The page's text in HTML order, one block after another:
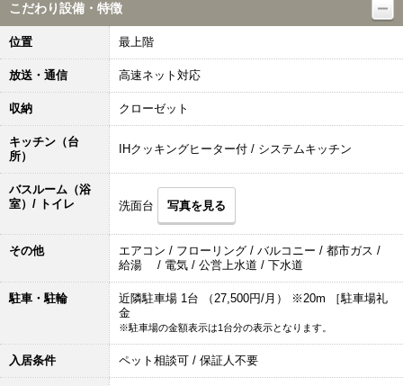
こだわり設備・特徴
位置 最上階
放送・通信 高速ネット対応
収納 クローゼット
キッチン（台
所）
IHクッキングヒーター付 / システムキッチン
バスルーム（浴
室）/ トイレ
洗面台 写真を見る
その他
エアコン / フローリング / バルコニー / 都市ガス /
給湯 / 電気 / 公営上水道 / 下水道
駐車・駐輪
近隣駐車場 1台 （27,500円/月） ※20m ［駐車場礼
金
※駐車場の金額表示は1台分の表示となります。
入居条件 ペット相談可 / 保証人不要